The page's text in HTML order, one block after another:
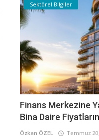
Sektörel Bilgiler
Finans Merkezine
Bina Daire
Özkan ÖZEL Temmuz